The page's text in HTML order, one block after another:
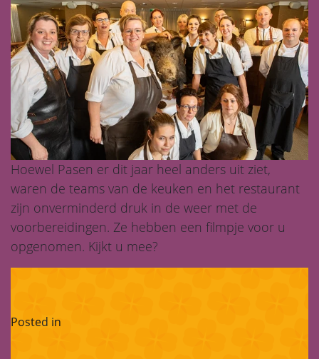
Hoewel Pasen er dit jaar heel anders uit ziet,
waren de teams van de keuken en het restaurant
zijn onverminderd druk in de weer met de
voorbereidingen. Ze hebben een filmpje voor u
opgenomen. Kijkt u mee?
Posted in